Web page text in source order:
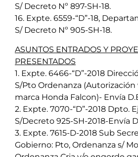
S/ Decreto Nº 897-SH-18.
16. Expte. 6559-“D”-18,
S/ Decreto Nº 905-SH-18.
ASUNTOS ENTRADOS Y
PRESENTADOS
1. Expte. 6466-“D”-2018
S/Pto Ordenanza
marca Honda Falcon)- Envía
2. Expte. 7070-“D”-2018 Dpto.
S/Decreto 925-SH-2018-Envía
3. Expte. 7615-D-2018 Sub
Gobierno: Pto, Ordenanza s/